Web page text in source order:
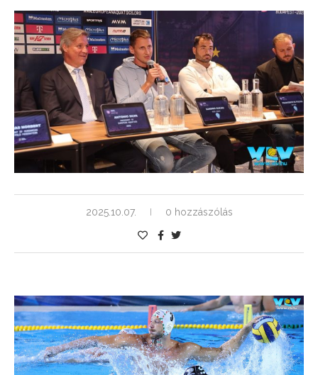
2025.10.07. 0 hozzászólás